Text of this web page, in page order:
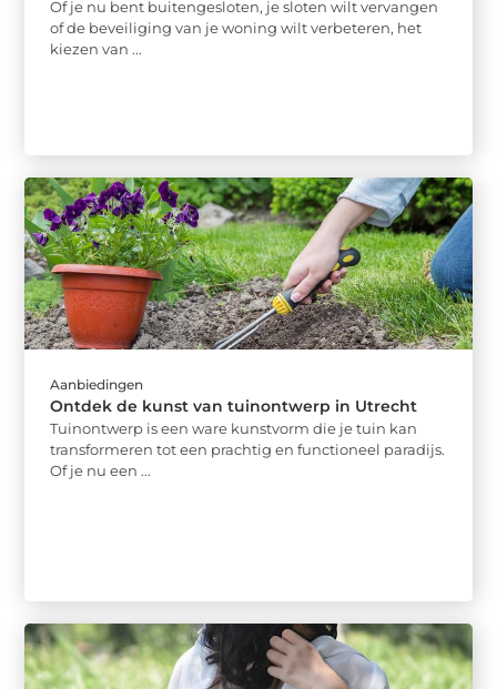
Of je nu bent buitengesloten, je sloten wilt vervangen
of de beveiliging van je woning wilt verbeteren, het
kiezen van ...
Aanbiedingen
Ontdek de kunst van tuinontwerp in Utrecht
Tuinontwerp is een ware kunstvorm die je tuin kan
transformeren tot een prachtig en functioneel paradijs.
Of je nu een ...